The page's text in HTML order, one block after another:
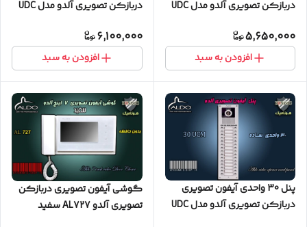
دربازکن تصویری آلدو مدل UDC
5,650,000
افزودن به سبد
دربازکن تصویری آلدو مدل UDC
6,100,000
افزودن به سبد
پنل 30 واحدی آیفون تصویری
دربازکن تصویری آلدو مدل UDC
گوشی آیفون تصویری دربازکن
تصویری آلدو AL727 سفید